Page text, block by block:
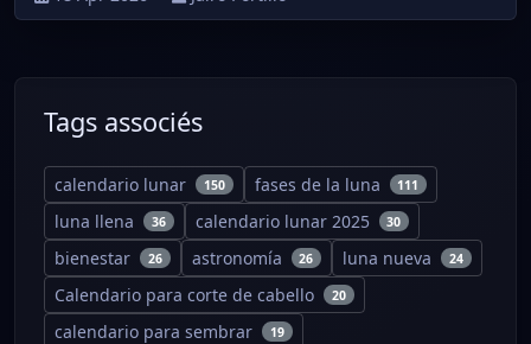
Tags associés
calendario lunar 150 fases de la luna 111
luna llena 36 calendario lunar 2025 30
bienestar 26 astronomía 26 luna nueva 24
Calendario para corte de cabello 20
calendario para sembrar 19